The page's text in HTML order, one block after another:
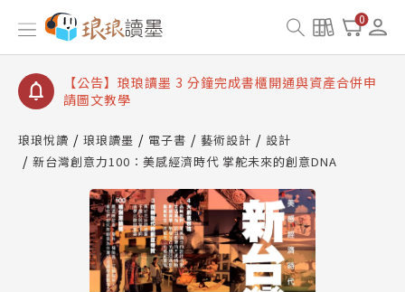
0
【公告】琅琅讀墨數位閱讀資產合併與書櫃開通申請
【公告】琅琅讀墨書櫃開通常見問題
【公告】琅琅讀墨 3 分鐘完成書櫃開通與資產合併申
請圖文教學
查詢
【公告】琅琅讀墨數位閱讀資產合併與書櫃開通申請
琅琅悅讀 琅琅讀墨 電子書 藝術設計
設計
新台灣創意力100：美感經濟時代 掌舵未來的創意DNA